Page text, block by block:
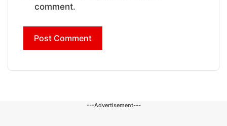
comment.
---Advertisement---